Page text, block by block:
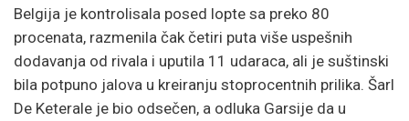
Belgija je kontrolisala posed lopte sa preko 80
procenata, razmenila čak četiri puta više uspešnih
dodavanja od rivala i uputila 11 udaraca, ali je suštinski
bila potpuno jalova u kreiranju stoprocentnih prilika. Šarl
De Keterale je bio odsečen, a odluka Garsije da u